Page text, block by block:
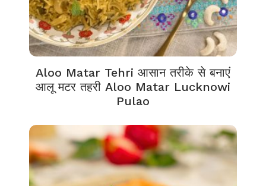
Aloo Matar Tehri आसान तरीके से बनाएं
आलू मटर तहरी Aloo Matar Lucknowi
Pulao